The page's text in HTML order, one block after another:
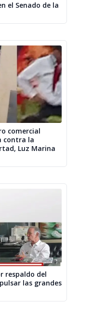
el Senado de la
comercial
contra la
Luz Marina
respaldo del
las grandes